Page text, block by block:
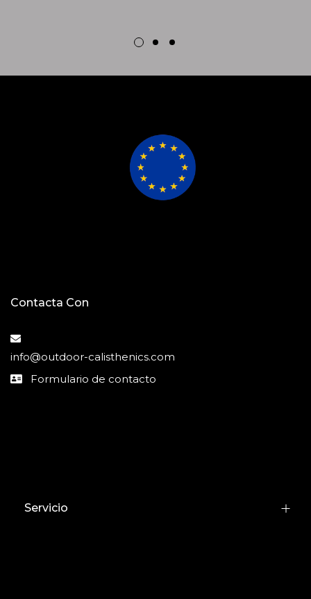
Contacta Con
info@outdoor-calisthenics.com
Formulario de contacto
Servicio